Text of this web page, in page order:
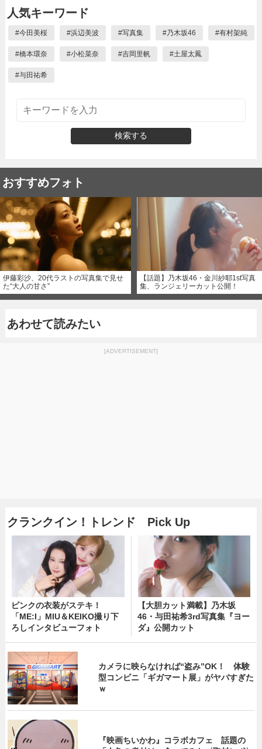
人気キーワード
#今田美桜 #浜辺美波 #写真集 #乃木坂46 #有村架純
#橋本環奈 #小松菜奈 #吉岡里帆 #土屋太鳳
#与田祐希
検索する
おすすめフォト
伊藤彩沙、20代ラストの写真集で見せ
た“大人の甘さ”
【話題】乃木坂46・金川紗耶1st写真
集、ランジェリーカット公開！
あわせて読みたい
[ADVERTISEMENT]
クランクイン！トレンド Pick Up
ピンクの衣装がステキ！
「ME:I」MIU＆KEIKO撮り下
ろしインタビューフォト
【大胆カット満載】乃木坂
46・与田祐希3rd写真集『ヨー
ダ』公開カット
カメラに映らなければ“盗み”OK！ 体験
型コンビニ「ギガマート展」がヤバすぎた
ｗ
『映画ちいかわ』コラボカフェ 話題の